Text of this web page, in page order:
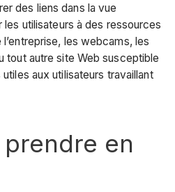
des liens dans la vue
les utilisateurs à des ressources
les webcams, les
tout autre site Web susceptible
aux utilisateurs travaillant
en